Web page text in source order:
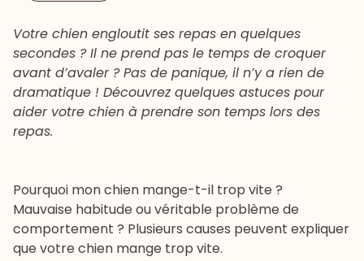
Votre chien engloutit ses repas en quelques
secondes ? Il ne prend pas le temps de croquer
avant d’avaler ? Pas de panique, il n’y a rien de
dramatique ! Découvrez quelques astuces pour
aider votre chien à prendre son temps lors des
repas.
Pourquoi mon chien mange-t-il trop vite ?
Mauvaise habitude ou véritable problème de
comportement ? Plusieurs causes peuvent expliquer
que votre chien mange trop vite.